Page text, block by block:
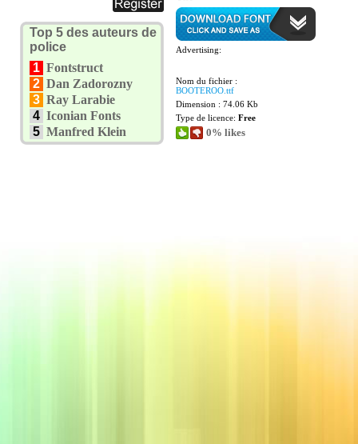
Top 5 des auteurs de
police
1 Fontstruct
2 Dan Zadorozny
3 Ray Larabie
4 Iconian Fonts
5 Manfred Klein
Advertising:
Nom du fichier :
BOOTEROO.ttf
Dimension : 74.06 Kb
Type de licence: Free
0% likes